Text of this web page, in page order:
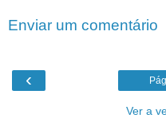
Enviar um comentário
‹
Ver a